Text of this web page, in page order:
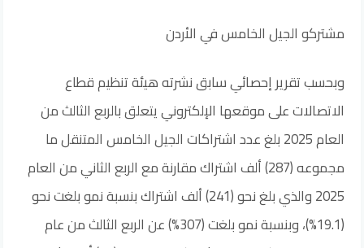
مشتركو الجيل الخامس في الأردن
وبحسب تقرير إحصائي سابق نشرته هيئة تنظيم قطاع
الاتصالات على موقعها الإلكتروني يتعلق بالربع الثالث من
العام 2025 بلغ عدد اشتراكات الجيل الخامس المتنقل ما
مجموعه (287) ألف اشتراك مقارنة مع الربع الثاني من العام
2025 والذي بلغ نحو (241) ألف اشتراك بنسبة نمو بلغت نحو
(19.1%)، وبنسبة نمو بلغت (307%) عن الربع الثالث من عام